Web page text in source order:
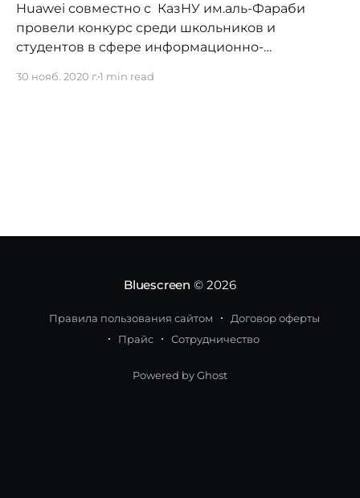
Huawei совместно с КазНУ им.аль-Фараби
провели конкурс среди школьников и
студентов в сфере информационно-
участников ICT Solutions Kazakhstan 2020
30 нояб. 2020 г.1 min read
Bluescreen © 2026
Правила пользования сайтом
Договор оферты
Прайс
Сотрудничество
Powered by Ghost